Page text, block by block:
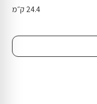
24.4 ק״מ